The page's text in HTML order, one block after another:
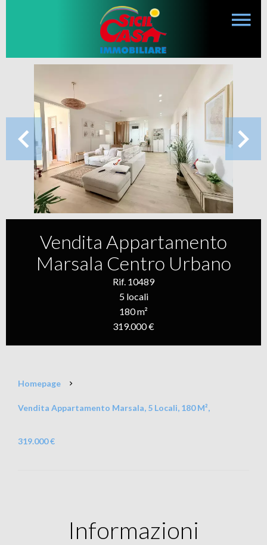
Vendita Appartamento
Marsala Centro Urbano
Rif. 10489
5 locali
180 m²
319.000 €
Homepage
Vendita Appartamento Marsala, 5 Locali, 180 M²,
319.000 €
Informazioni